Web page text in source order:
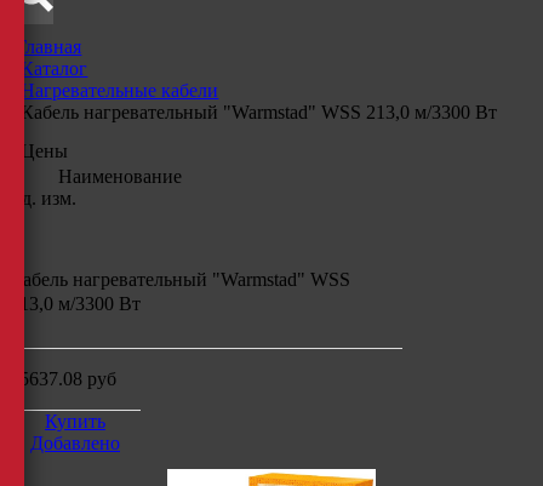
Главная
Каталог
Нагревательные кабели
Кабель нагревательный "Warmstad" WSS 213,0 м/3300 Вт
Цены
Наименование
Ед. изм.
Кабель нагревательный "Warmstad" WSS
213,0 м/3300 Вт
25637.08 руб
Купить
Добавлено